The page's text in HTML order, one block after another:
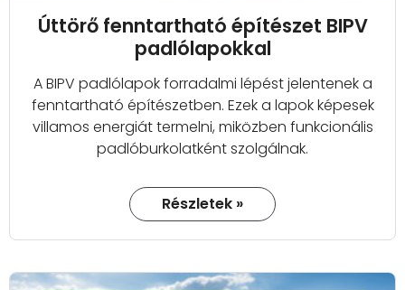
Úttörő fenntartható építészet BIPV
padlólapokkal
A BIPV padlólapok forradalmi lépést jelentenek a
fenntartható építészetben. Ezek a lapok képesek
villamos energiát termelni, miközben funkcionális
padlóburkolatként szolgálnak.
Részletek »